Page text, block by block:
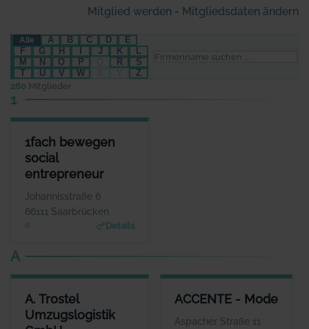
Mitglied werden - Mitgliedsdaten ändern
Alle A B C D
E
F
G H J K
L
M
N O P R
S
T
U V W
Z
260 Mitglieder
1
1fach bewegen
social
entrepreneur
Johannisstraße 6
66111 Saarbrücken
Details
1FACH BEWEGEN SOCIAL ENTREPRENEUR
A
A. Trostel
Umzugslogistik
A. TROSTEL UMZUGSLOGISTIK GMBH
ANSPRECHPARTNER
Frau Corinna Trostel
ACCENTE - Mode
Aspacher Straße 11
ACCENTE - MODE
Frau Sigrid Göttlich